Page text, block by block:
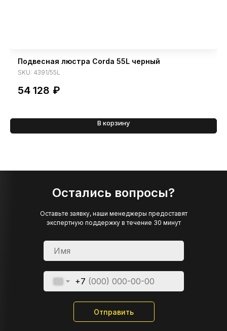
Подвесная люстра Corda 55L черный
SKU: 4391/55L
54 128 ₽
В корзину
Остались вопросы?
+7
Отправить
Оставьте заявку, наши менеджеры предоставят
экспертную поддержку в течение 30 минут